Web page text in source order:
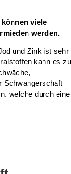
viele
werden.
und Zink ist sehr
kann es zu
Schwangerschaft
welche durch eine